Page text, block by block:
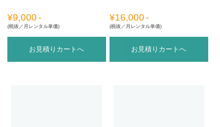
¥9,000
(税抜／月レンタル単価)
お見積りカートへ
¥16,000
(税抜／月レンタル単価)
お見積りカートへ